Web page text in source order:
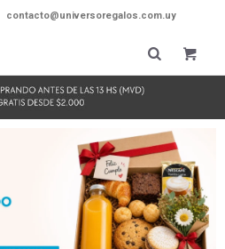
contacto@universoregalos.com.uy